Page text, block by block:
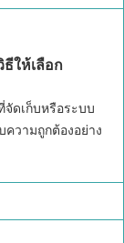
ให้เลือก
ดเก็บหรือระบบ
วามถูกต้องอย่าง